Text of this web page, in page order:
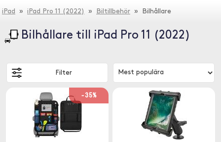
iPad » iPad Pro 11 (2022) » Biltillbehör » Bilhållare
Bilhållare till iPad Pro 11 (2022)
Filter
-35%